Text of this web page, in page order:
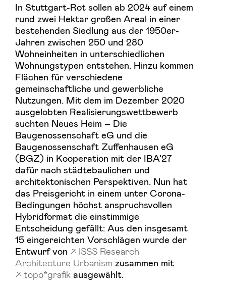
In Stuttgart-Rot sollen ab 2024 auf einem
rund zwei Hektar großen Areal in einer
bestehenden Siedlung aus der 1950er-
Jahren zwischen 250 und 280
Wohneinheiten in unterschiedlichen
Wohnungstypen entstehen. Hinzu kommen
Flächen für verschiedene
gemeinschaftliche und gewerbliche
Nutzungen. Mit dem im Dezember 2020
ausgelobten Realisierungswettbewerb
suchten Neues Heim – Die
Baugenossenschaft eG und die
Baugenossenschaft Zuffenhausen eG
(BGZ) in Kooperation mit der IBA’27
dafür nach städtebaulichen und
architektonischen Perspektiven. Nun hat
das Preisgericht in einem unter Corona-
Bedingungen höchst anspruchsvollen
Hybridformat die einstimmige
Entscheidung gefällt: Aus den insgesamt
15 eingereichten Vorschlägen wurde der
Entwurf von
ISSS Research
Architecture Urbanism zusammen mit
topo*grafik ausgewählt.